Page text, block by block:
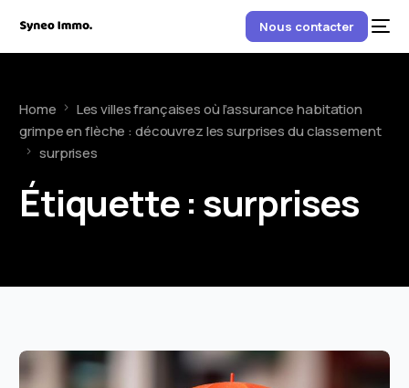
Nous contacter
Home
Les villes françaises où l’assurance habitation
grimpe en flèche : découvrez les surprises du classement
surprises
Étiquette :surprises